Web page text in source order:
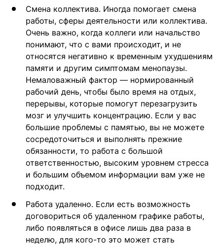
Смена коллектива. Иногда помогает смена
работы, сферы деятельности или коллектива.
Очень важно, когда коллеги или начальство
понимают, что с вами происходит, и не
относятся негативно к временным ухудшениям
памяти и другим симптомам менопаузы.
Немаловажный фактор — нормированный
рабочий день, чтобы было время на отдых,
перерывы, которые помогут перезагрузить
мозг и улучшить концентрацию. Если у вас
большие проблемы с памятью, вы не можете
сосредоточиться и выполнять прежние
обязанности, то работа с большой
ответственностью, высоким уровнем стресса
и большим объемом информации вам уже не
подходит.
Работа удаленно. Если есть возможность
договориться об удаленном графике работы,
либо появляться в офисе лишь два раза в
неделю, для кого-то это может стать